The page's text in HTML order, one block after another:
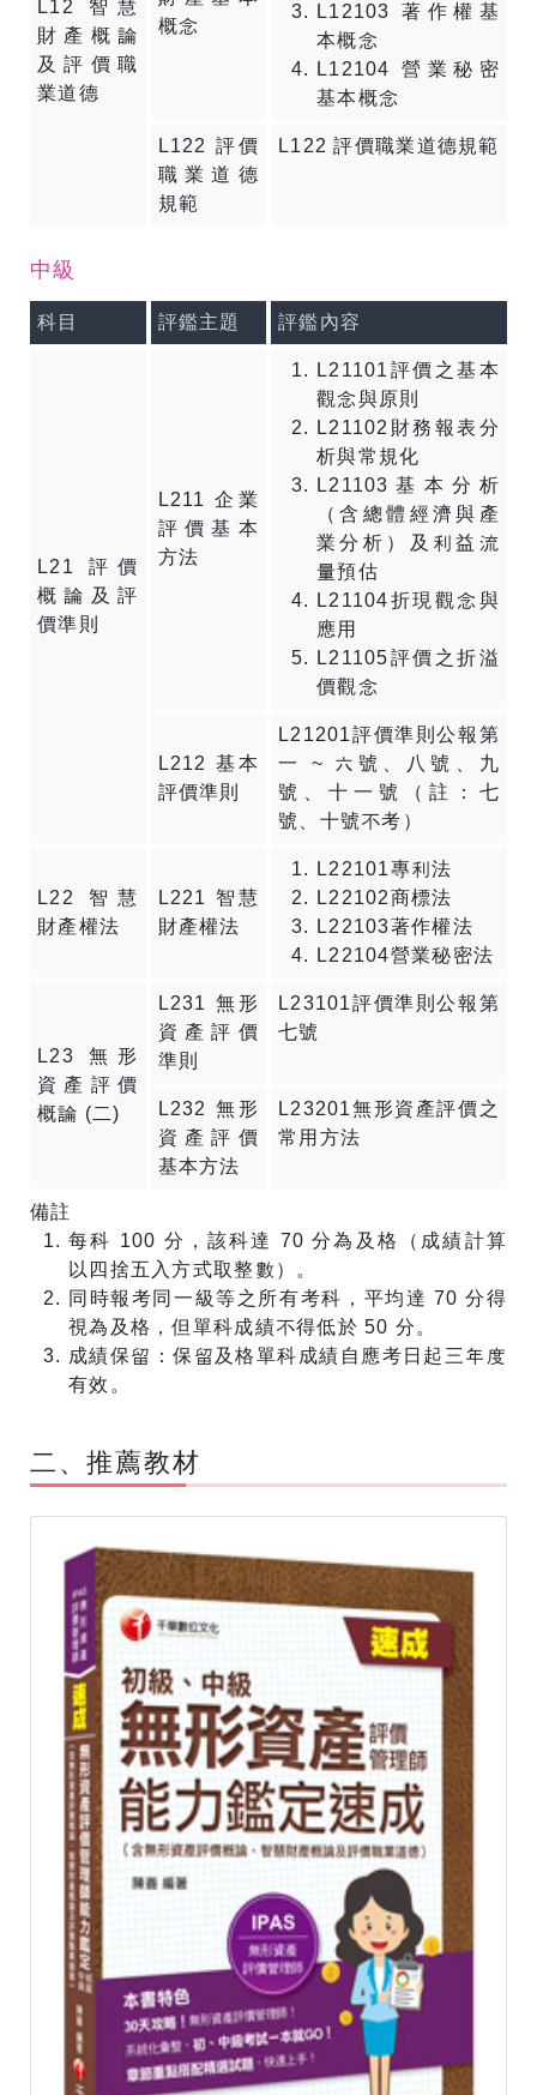
L12 智慧
財產概論
及評價職
業道德
概念
L12103 著作權基
本概念
L12104 營業秘密
基本概念
L122 評價
職業道德
規範
L122 評價職業道德規範
中級
科目 評鑑主題 評鑑內容
L21 評價
概論及評
價準則
L211 企業
評價基本
方法
L21101評價之基本
觀念與原則
L21102財務報表分
析與常規化
L21103基本分析
（含總體經濟與產
業分析）及利益流
量預估
L21104折現觀念與
應用
L21105評價之折溢
價觀念
L212 基本
評價準則
L21201評價準則公報第
一 ~ 六號、八號、九
號、十一號（註：七
號、十號不考）
L22 智慧
財產權法
L221 智慧
財產權法
L22101專利法
L22102商標法
L22103著作權法
L22104營業秘密法
L23 無形
資產評價
概論 (二)
L231 無形
資產評價
準則
L23101評價準則公報第
七號
L232 無形
資產評價
基本方法
L23201無形資產評價之
常用方法
備註
每科 100 分，該科達 70 分為及格（成績計算
以四捨五入方式取整數）。
同時報考同一級等之所有考科，平均達 70 分得
視為及格，但單科成績不得低於 50 分。
成績保留：保留及格單科成績自應考日起三年度
有效。
​二、推薦教材